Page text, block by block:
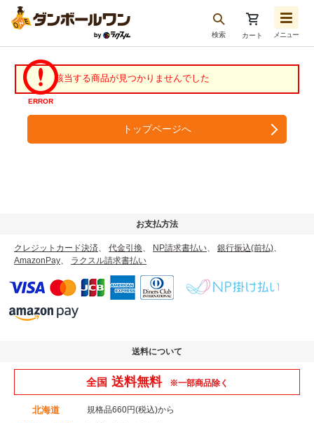
検索 カート メニュー
注文履歴
再注文
ERROR
該当する商品が見つかりませんでした
トップページへ
お支払方法
クレジットカード決済、 代金引換、 NP請求書払い、 銀行振込(前払)、
AmazonPay、 ラクスル請求書払い
送料について
全国 送料無料 ※一部商品除く
北海道 規格品660円(税込)から